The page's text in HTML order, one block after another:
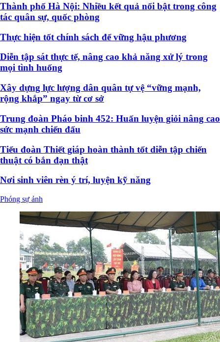
Thành phố Hà Nội: Nhiều kết quả nổi bật trong công
tác quân sự, quốc phòng
Thực hiện tốt chính sách để vững hậu phương
Diễn tập sát thực tế, nâng cao khả năng xử lý trong
mọi tình huống
Xây dựng lực lượng dân quân tự vệ “vững mạnh,
rộng khắp” ngay từ cơ sở
Trung đoàn Pháo binh 452: Huấn luyện giỏi nâng cao
sức mạnh chiến đấu
Tiểu đoàn Thiết giáp hoàn thành tốt diễn tập chiến
thuật có bắn đạn thật
Nơi sinh viên rèn ý trí, luyện kỹ năng
Phóng sự ảnh